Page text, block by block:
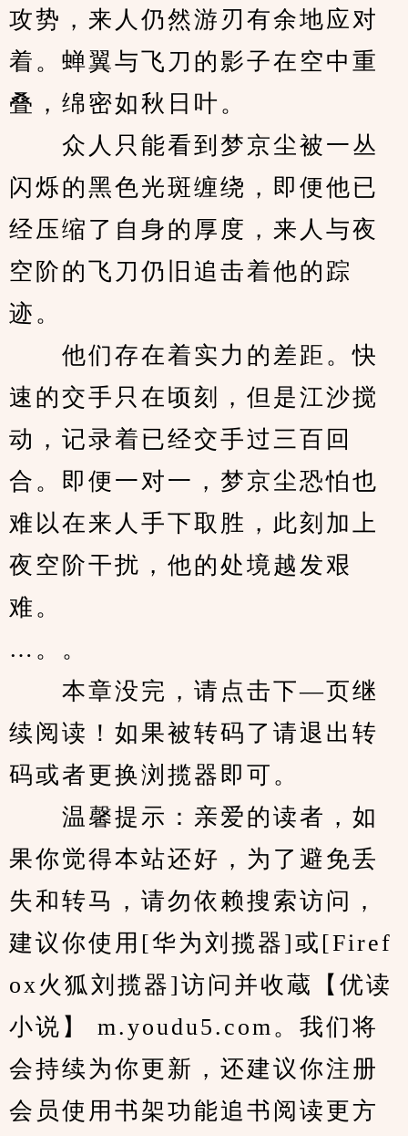
攻势，来人仍然游刃有余地应对
着。蝉翼与飞刀的影子在空中重
叠，绵密如秋日叶。
众人只能看到梦京尘被一丛
闪烁的黑色光斑缠绕，即便他已
经压缩了自身的厚度，来人与夜
空阶的飞刀仍旧追击着他的踪
迹。
他们存在着实力的差距。快
速的交手只在顷刻，但是江沙搅
动，记录着已经交手过三百回
合。即便一对一，梦京尘恐怕也
难以在来人手下取胜，此刻加上
夜空阶干扰，他的处境越发艰
难。
…。。
本章没完，请点击下—页继
续阅读！如果被转码了请退出转
码或者更换浏揽器即可。
温馨提示：亲爱的读者，如
果你觉得本站还好，为了避免丢
失和转马，请勿依赖搜索访问，
建议你使用[华为刘揽器]或[Firef
ox火狐刘揽器]访问并收蔵【优读
小说】 m.youdu5.com。我们将
会持续为你更新，还建议你注册
会员使用书架功能追书阅读更方